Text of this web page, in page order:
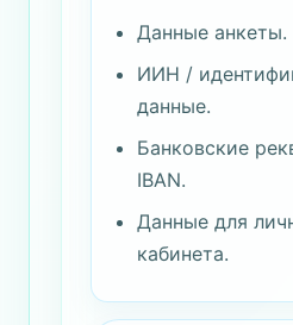
Данные анкеты.
ИИН /
данные.
Банковские
IBAN.
Данные для
кабинета.